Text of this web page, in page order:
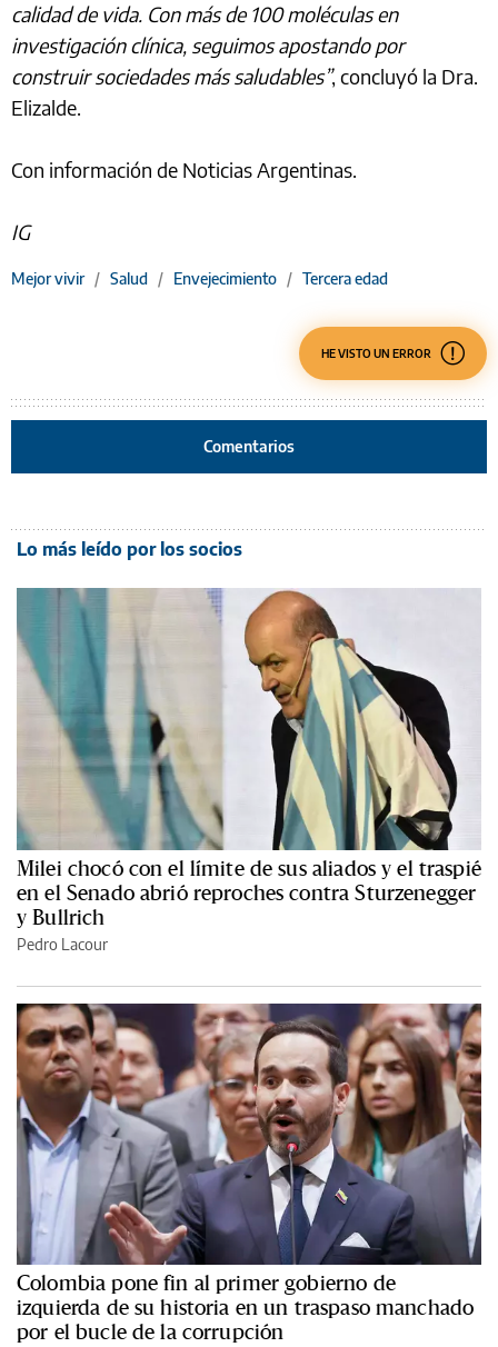
calidad de vida. Con más de 100 moléculas en
investigación clínica, seguimos apostando por
construir sociedades más saludables”, concluyó la Dra.
Elizalde.
Con información de Noticias Argentinas.
IG
Mejor vivir / Salud / Envejecimiento / Tercera edad
HE VISTO UN ERROR
Comentarios
Lo más leído por los socios
Milei chocó con el límite de sus aliados y el traspié
en el Senado abrió reproches contra Sturzenegger
y Bullrich
Pedro Lacour
Colombia pone fin al primer gobierno de
izquierda de su historia en un traspaso manchado
por el bucle de la corrupción